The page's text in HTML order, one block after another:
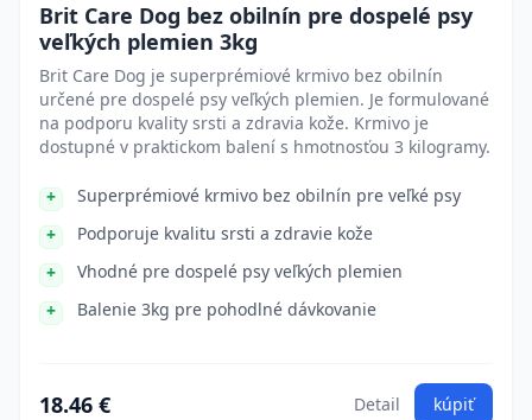
Brit Care Dog bez obilnín pre dospelé psy
veľkých plemien 3kg
Brit Care Dog je superprémiové krmivo bez obilnín
určené pre dospelé psy veľkých plemien. Je formulované
na podporu kvality srsti a zdravia kože. Krmivo je
dostupné v praktickom balení s hmotnosťou 3 kilogramy.
Superprémiové krmivo bez obilnín pre veľké psy
Podporuje kvalitu srsti a zdravie kože
Vhodné pre dospelé psy veľkých plemien
Balenie 3kg pre pohodlné dávkovanie
18.46 € Detail kúpiť